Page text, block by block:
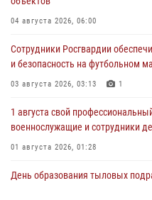
04 августа 2026, 06:00
Сотрудники Росгвардии
и безопасность на футбольном
03 августа 2026, 03:13 1
1 августа свой
военнослужащие и сотрудники
01 августа 2026, 01:28
День образования тыловых